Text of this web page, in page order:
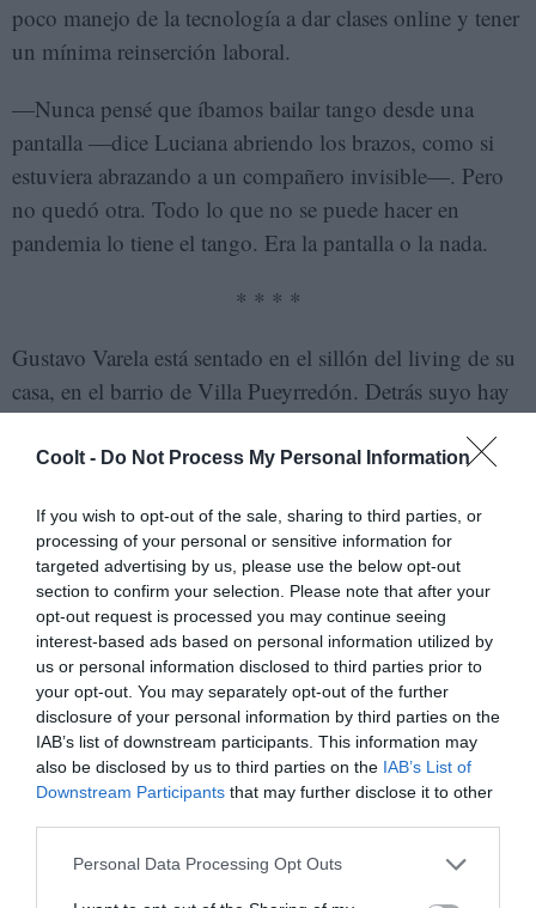
Coolt - Do Not Process My Personal Information
If you wish to opt-out of the sale, sharing to third parties, or
processing of your personal or sensitive information for
targeted advertising by us, please use the below opt-out
section to confirm your selection. Please note that after your
opt-out request is processed you may continue seeing
interest-based ads based on personal information utilized by
us or personal information disclosed to third parties prior to
your opt-out. You may separately opt-out of the further
disclosure of your personal information by third parties on the
IAB’s list of downstream participants. This information may
also be disclosed by us to third parties on the IAB’s List of
Downstream Participants that may further disclose it to other
Personal Data Processing Opt Outs
poco manejo de la tecnología a dar clases online y tener
un mínima reinserción laboral.
—Nunca pensé que íbamos bailar tango desde una
pantalla —dice Luciana abriendo los brazos, como si
estuviera abrazando a un compañero invisible—. Pero
no quedó otra. Todo lo que no se puede hacer en
pandemia lo tiene el tango. Era la pantalla o la nada.
* * * *
Gustavo Varela está sentado en el sillón del living de su
casa, en el barrio de Villa Pueyrredón. Detrás suyo hay
titula ‘Dionisos en Buenos Aires’: en primer plano
bailarinas que parecen moverse aún en la quietud de la
pintura. Con la mirada atenta detrás de unos anteojos de
marco azul y rojo, dice:
—¿Por qué dos personas que no se conocen deciden
abrazarse? ¿Qué necesidad tienen de juntarse? En medio
de los islotes individuales que somos en esta etapa del
capitalismo, el tango nos propone un abrazo, la
composición de una vida en común —Varela hace una
político del tango. El abrazo entre los inmigrantes que
llegan y los criollos. El baile es eso: estar con el otro.